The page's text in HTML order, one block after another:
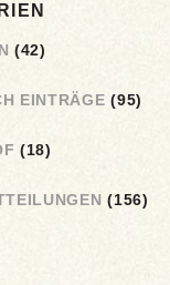
(42)
EINTRÄGE (95)
(18)
(156)